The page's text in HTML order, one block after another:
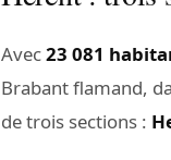
Avec23 081
Brabant flamand,
de trois sections :